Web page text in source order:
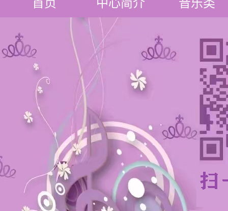
首页 中心简介 音乐类